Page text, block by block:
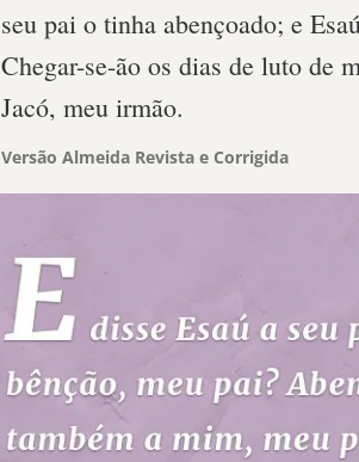
seu pai o tinha abençoado; e
Chegar-se-ão os dias de luto de
Jacó, meu irmão.
Versão Almeida Revista e Corrigida